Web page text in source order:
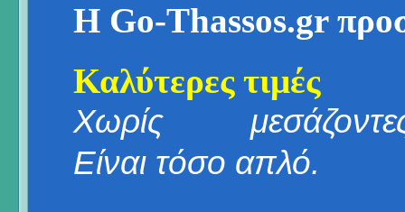
Η Go-Thassos.gr
Καλύτερες τιμές
Χωρίς
Είναι τόσο απλό.